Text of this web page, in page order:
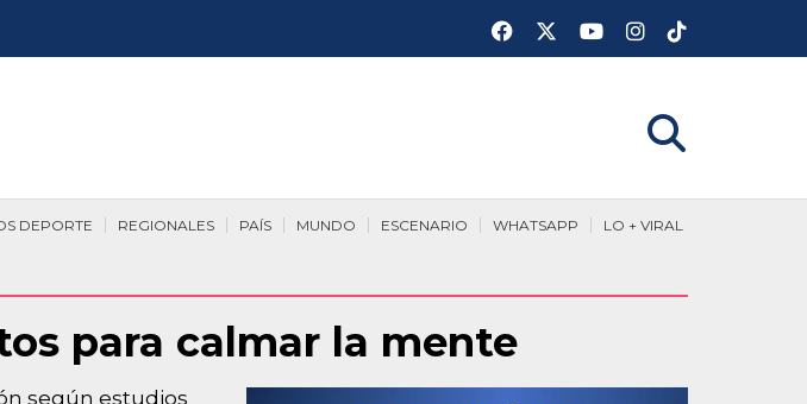
LO + VIRAL
WHATSAPP
ESCENARIO
MUNDO
PAÍS
REGIONALES
DEPORTE
para calmar la mente
según estudios